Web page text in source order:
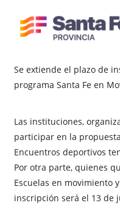
Se extiende el plazo de
programa Santa Fe en
Las instituciones,
participar en la
Encuentros deportivos
Por otra parte, quienes
Escuelas en movimiento
inscripción será el 13 de